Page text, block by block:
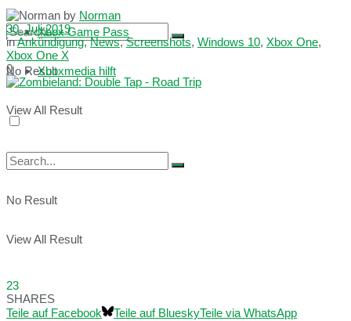
No Result
View All Result
Xbox Game Pass
Xboxmedia hilft
No Result
View All Result
by Norman
30. Juli 2019
inAnkündigung,News,Screenshots, Windows 10, Xbox One,
Xbox One X
0
23
SHARES
Teile auf Facebook
Teile auf BlueskyTeile via WhatsApp